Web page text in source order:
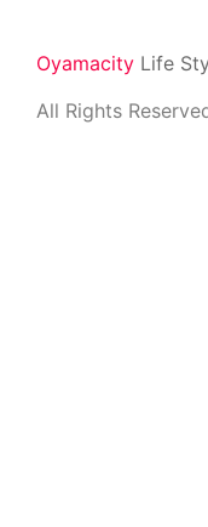
Oyamacity Life
All Rights